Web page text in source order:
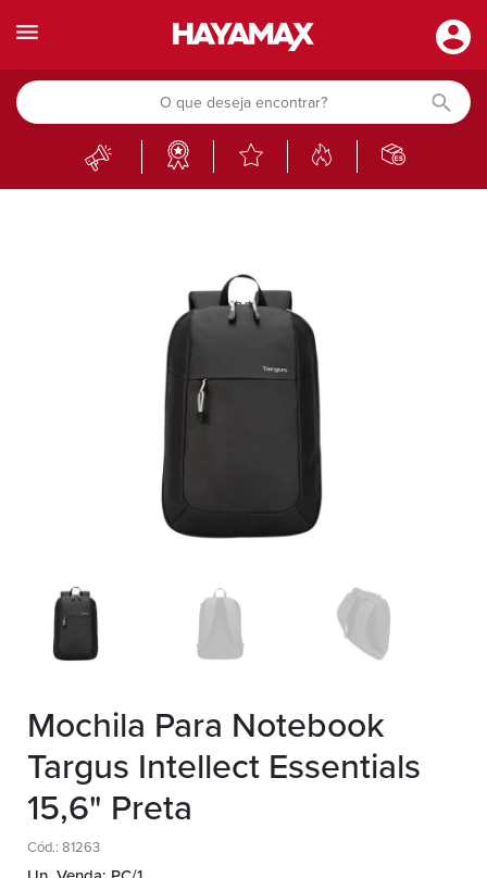
Mochila Para Notebook
Targus Intellect Essentials
15,6" Preta
Cód.: 81263